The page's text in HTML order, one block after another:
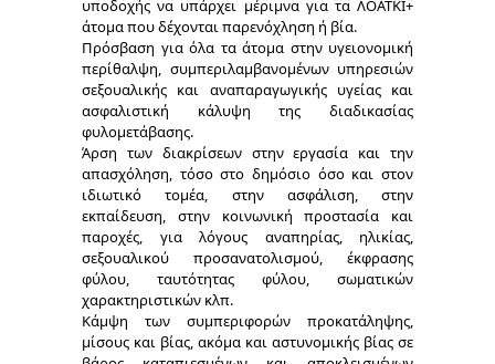
υποδοχής να υπάρχει μέριμνα για τα ΛΟΑΤΚΙ+
άτομα που δέχονται παρενόχληση ή βία.
Πρόσβαση για όλα τα άτομα στην υγειονομική
περίθαλψη, συμπεριλαμβανομένων υπηρεσιών
σεξουαλικής και αναπαραγωγικής υγείας και
ασφαλιστική κάλυψη της διαδικασίας
φυλομετάβασης.
Άρση των διακρίσεων στην εργασία και την
απασχόληση, τόσο στο δημόσιο όσο και στον
ιδιωτικό τομέα, στην ασφάλιση, στην
εκπαίδευση, στην κοινωνική προστασία και
παροχές, για λόγους αναπηρίας, ηλικίας,
σεξουαλικού προσανατολισμού, έκφρασης
φύλου, ταυτότητας φύλου, σωματικών
χαρακτηριστικών κλπ.
Κάμψη των συμπεριφορών προκατάληψης,
μίσους και βίας, ακόμα και αστυνομικής βίας σε